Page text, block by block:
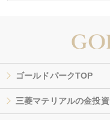
ゴールドパークTOP
三菱マテリアルの金投資